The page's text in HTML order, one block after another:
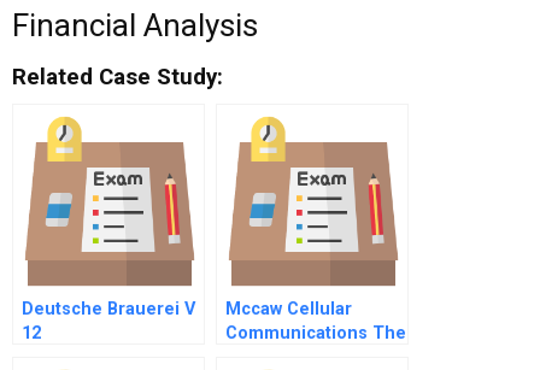
Financial Analysis
Related Case Study:
Deutsche Brauerei V
12
Mccaw Cellular
Communications The